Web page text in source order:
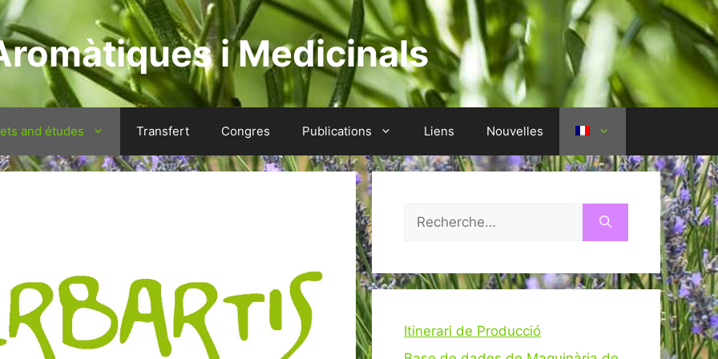
i Medicinals
and études Transfert Congres Publications Liens Nouvelles
Rechercher :
Itinerari de Producció